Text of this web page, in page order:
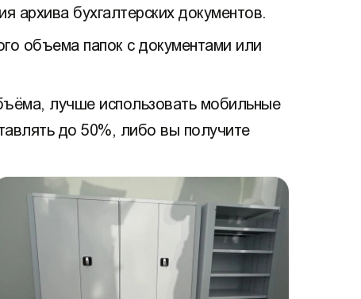
архива бухгалтерских документов.
объема папок с документами или
лучше использовать мобильные
до 50%, либо вы получите